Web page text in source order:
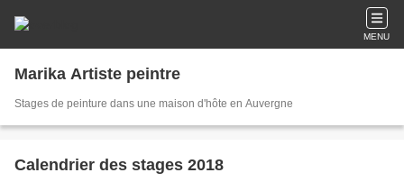
MENU
Marika Artiste peintre
Stages de peinture dans une maison d'hôte en Auvergne
Calendrier des stages 2018